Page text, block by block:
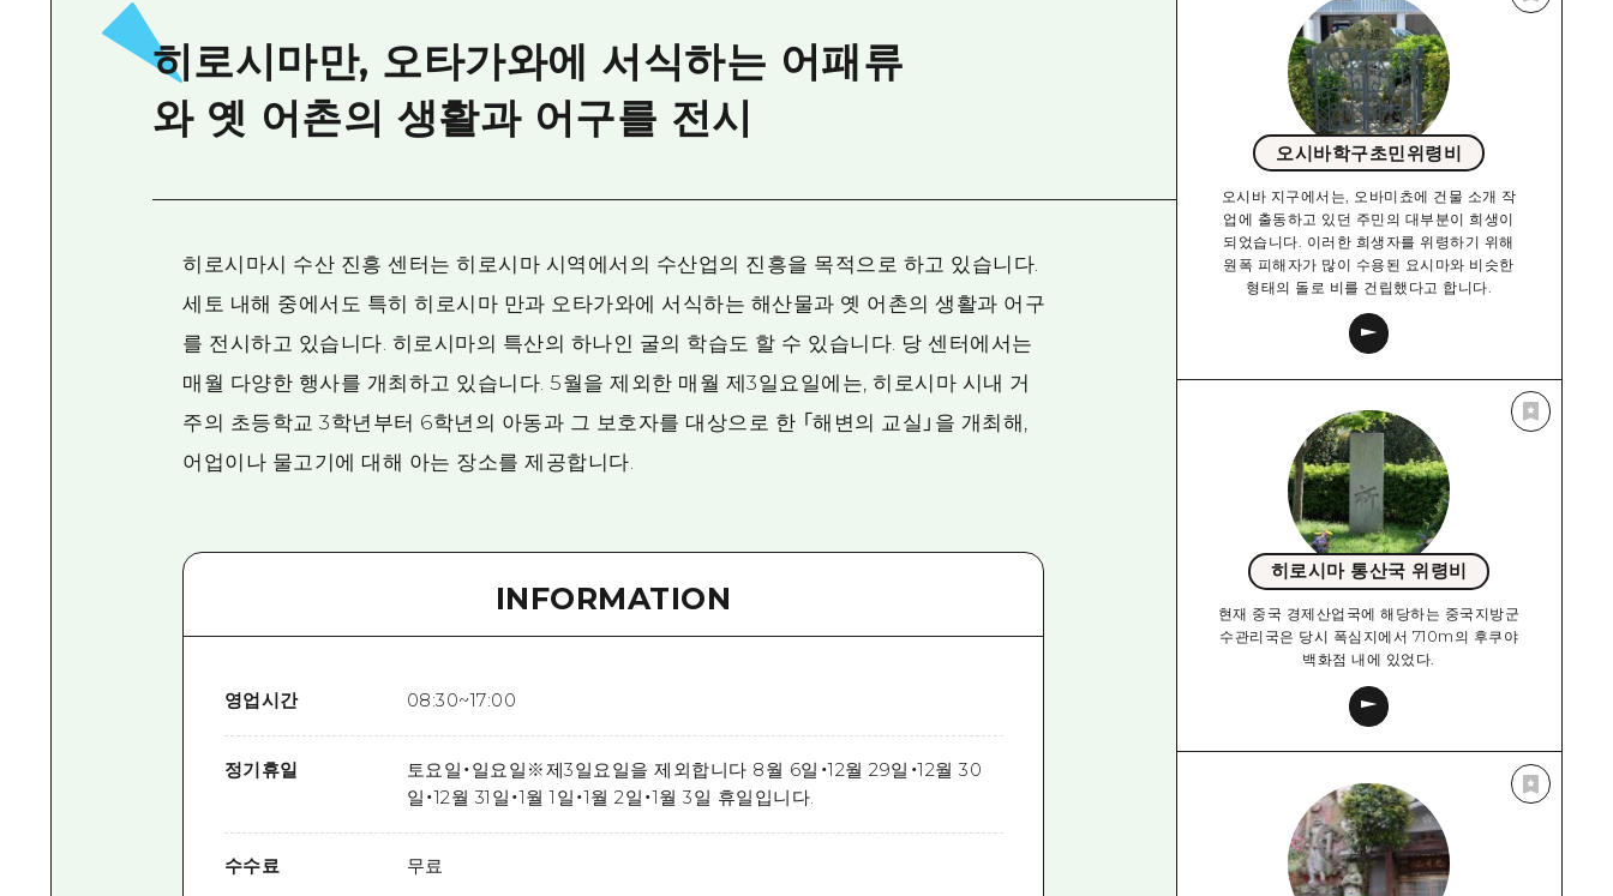
히로시마만, 오타가와에 서식하는 어패류
와 옛 어촌의 생활과 어구를 전시
히로시마시 수산 진흥 센터는 히로시마 시역에서의 수산업의 진흥을 목적으로 하고 있습니다.
세토 내해 중에서도 특히 히로시마 만과 오타가와에 서식하는 해산물과 옛 어촌의 생활과 어구
를 전시하고 있습니다. 히로시마의 특산의 하나인 굴의 학습도 할 수 있습니다. 당 센터에서는
매월 다양한 행사를 개최하고 있습니다. 5월을 제외한 매월 제3일요일에는, 히로시마 시내 거
주의 초등학교 3학년부터 6학년의 아동과 그 보호자를 대상으로 한 「해변의 교실」을 개최해,
어업이나 물고기에 대해 아는 장소를 제공합니다.
INFORMATION
영업시간 08:30~17:00
정기휴일
토요일・일요일※제3일요일을 제외합니다 8월 6일・12월 29일・12월 30
일・12월 31일・1월 1일・1월 2일・1월 3일 휴일입니다.
수수료 무료
오시바학구초민위령비
오시바 지구에서는, 오바미쵸에 건물 소개 작
업에 출동하고 있던 주민의 대부분이 희생이
되었습니다. 이러한 희생자를 위령하기 위해
원폭 피해자가 많이 수용된 요시마와 비슷한
형태의 돌로 비를 건립했다고 합니다.
히로시마 통산국 위령비
현재 중국 경제산업국에 해당하는 중국지방군
수관리국은 당시 폭심지에서 710m의 후쿠야
백화점 내에 있었다.